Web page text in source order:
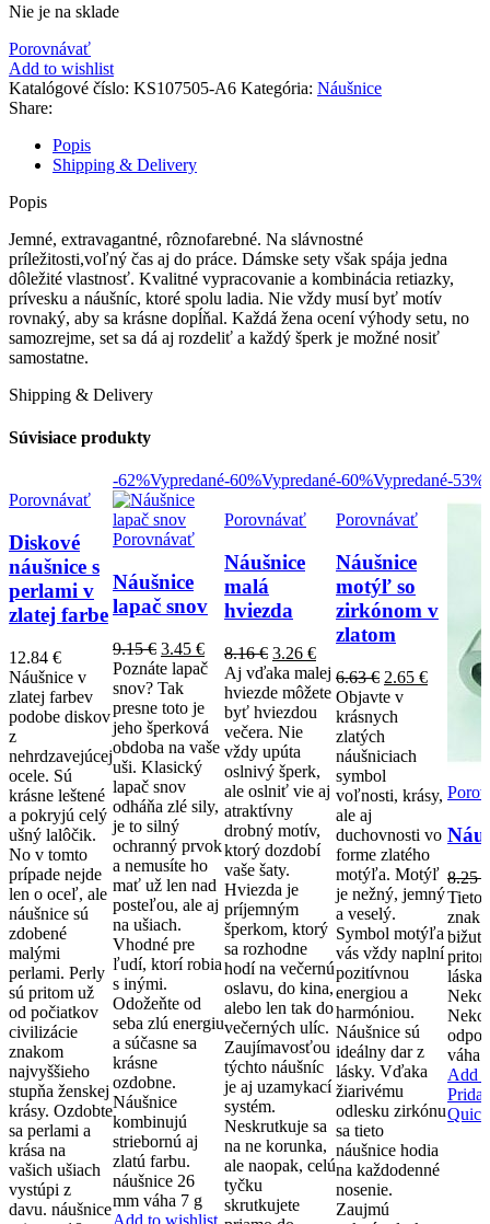
Nie je na sklade
Porovnávať
Add to wishlist
Katalógové číslo: KS107505-A6 Kategória: Náušnice
Share:
Popis
Shipping & Delivery
Popis
Jemné, extravagantné, rôznofarebné. Na slávnostné
príležitosti,voľný čas aj do práce. Dámske sety však spája jedna
dôležité vlastnosť. Kvalitné vypracovanie a kombinácia retiazky,
prívesku a náušníc, ktoré spolu ladia. Nie vždy musí byť motív
rovnaký, aby sa krásne dopĺňal. Každá žena ocení výhody setu, no
samozrejme, set sa dá aj rozdeliť a každý šperk je možné nosiť
samostatne.
Shipping & Delivery
Súvisiace produkty
Porovnávať
Diskové
náušnice s
perlami v
zlatej farbe
12.84 €
Náušnice v
zlatej farbev
podobe diskov
z
nehrdzavejúcej
ocele. Sú
krásne leštené
a pokryjú celý
ušný lalôčik.
No v tomto
prípade nejde
len o oceľ, ale
náušnice sú
zdobené
malými
perlami. Perly
sú pritom už
od počiatkov
civilizácie
znakom
najvyššieho
stupňa ženskej
krásy. Ozdobte
sa perlami a
krása na
vašich ušiach
vystúpi z
davu. náušnice
-62%Vypredané
Porovnávať
Náušnice
lapač snov
9.15€ 3.45 €
Poznáte lapač
snov? Tak
presne toto je
jeho šperková
obdoba na vaše
uši. Klasický
lapač snov
odháňa zlé sily,
je to silný
ochranný prvok
a nemusíte ho
mať už len nad
posteľou, ale aj
na ušiach.
Vhodné pre
ľudí, ktorí robia
s inými.
Odožeňte od
seba zlú energiu
a súčasne sa
krásne
ozdobne.
Náušnice
kombinujú
striebornú aj
zlatú farbu.
náušnice 26
mm váha 7 g
Add to wishlist
-60%Vypredané
Porovnávať
Náušnice
malá
hviezda
8.16€ 3.26 €
Aj vďaka malej
hviezde môžete
byť hviezdou
večera. Nie
vždy upúta
oslnivý šperk,
ale oslniť vie aj
atraktívny
drobný motív,
ktorý dozdobí
vaše šaty.
Hviezda je
príjemným
šperkom, ktorý
sa rozhodne
hodí na večernú
oslavu, do kina,
alebo len tak do
večerných ulíc.
Zaujímavosťou
týchto náušníc
je aj uzamykací
systém.
Neskrutkuje sa
na ne korunka,
ale naopak, celú
tyčku
skrutkujete
-60%Vypredané
Porovnávať
Náušnice
motýľ so
zirkónom v
zlatom
6.63€ 2.65 €
Objavte v
krásnych
zlatých
náušniciach
symbol
voľnosti, krásy,
ale aj
duchovnosti vo
forme zlatého
motýľa. Motýľ
je nežný, jemný
a veselý.
Symbol motýľa
vás vždy naplní
pozitívnou
energiou a
harmóniou.
Náušnice sú
ideálny dar z
lásky. Vďaka
žiarivému
odlesku zirkónu
sa tieto
náušnice hodia
na každodenné
nosenie.
Zaujmú
-53%
8.25
Tieto
znak
váha
Add